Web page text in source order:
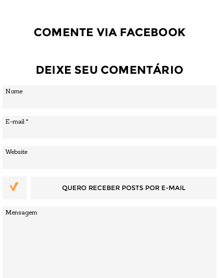
COMENTE VIA FACEBOOK
DEIXE SEU COMENTÁRIO
QUERO RECEBER POSTS POR E-MAIL